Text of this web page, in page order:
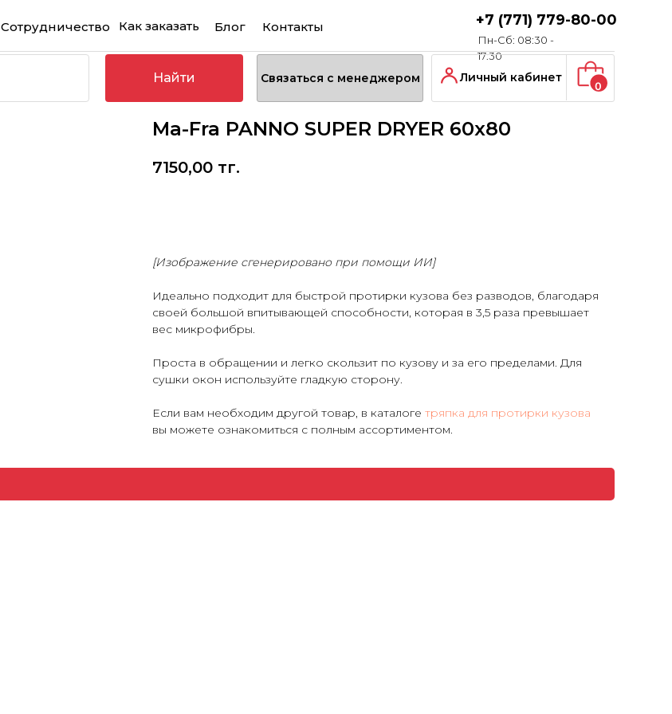
Сотрудничество Контакты
Найти
+7 (771) 779-80-00
Пн-Сб: 08:30 -
17:30
Блог
Личный кабинет
0
Связаться с менеджером
Как заказать
Ma-Fra PANNO SUPER DRYER 60х80
7150,00 тг.
[Изображение сгенерировано при помощи ИИ]
Идеально подходит для быстрой протирки кузова без разводов, благодаря
своей большой впитывающей способности, которая в 3,5 раза превышает
вес микрофибры.
Проста в обращении и легко скользит по кузову и за его пределами. Для
сушки окон используйте гладкую сторону.
Если вам необходим другой товар, в каталоге тряпка для протирки кузова
вы можете ознакомиться с полным ассортиментом.